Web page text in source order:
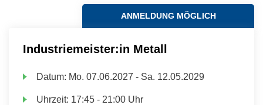
ANMELDUNG MÖGLICH
Industriemeister:in Metall
Datum: Mo. 07.06.2027 - Sa. 12.05.2029
Uhrzeit: 17:45 - 21:00 Uhr